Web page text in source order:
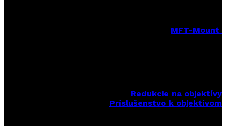
MFT-Mount
Redukcie na objektívy
Príslušenstvo k objektívom